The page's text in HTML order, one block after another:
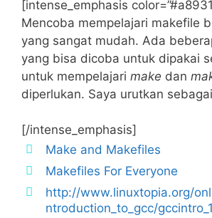
[intense_emphasis
Mencoba mempelajari makefile
yang sangat mudah. Ada
yang bisa dicoba untuk dipakai
untuk mempelajari make dan
diperlukan. Saya urutkan
[/intense_emphasis]
Make and Makefiles
Makefiles For Everyone
http://www.linuxtopia.org/
ntroduction_to_gcc/